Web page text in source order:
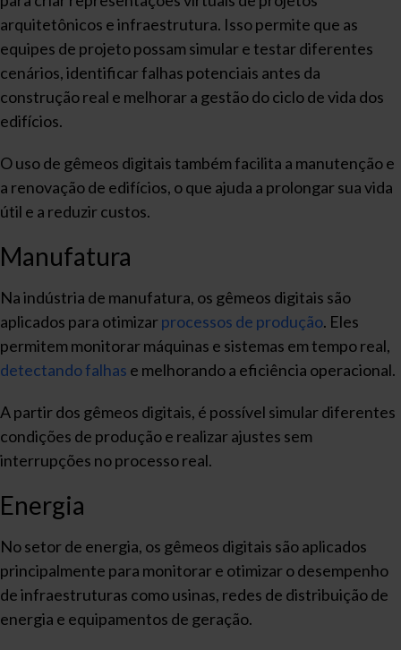
arquitetônicos e infraestrutura. Isso permite que as
equipes de projeto possam simular e testar diferentes
cenários, identificar falhas potenciais antes da
construção real e melhorar a gestão do ciclo de vida dos
edifícios.
O uso de gêmeos digitais também facilita a manutenção e
a renovação de edifícios, o que ajuda a prolongar sua vida
útil e a reduzir custos.
Manufatura
Na indústria de manufatura, os gêmeos digitais são
aplicados para otimizarprocessos de produção. Eles
permitem monitorar máquinas e sistemas em tempo real,
detectando falhas e melhorando a eficiência operacional.
A partir dos gêmeos digitais, é possível simular diferentes
condições de produção e realizar ajustes sem
interrupções no processo real.
Energia
No setor de energia, os gêmeos digitais são aplicados
principalmente para monitorar e otimizar o desempenho
de infraestruturas como usinas, redes de distribuição de
energia e equipamentos de geração.